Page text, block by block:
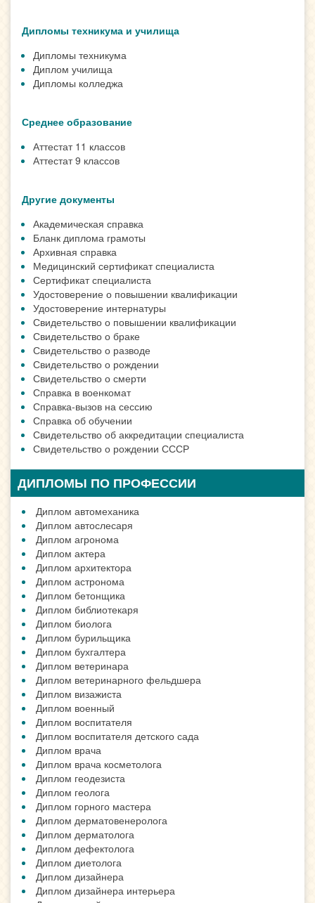
Дипломы техникума и училища
Дипломы техникума
Диплом училища
Дипломы колледжа
Среднее образование
Аттестат 11 классов
Аттестат 9 классов
Другие документы
Академическая справка
Бланк диплома грамоты
Архивная справка
Медицинский сертификат специалиста
Сертификат специалиста
Удостоверение о повышении квалификации
Удостоверение интернатуры
Свидетельство о повышении квалификации
Свидетельство о браке
Свидетельство о разводе
Свидетельство о рождении
Свидетельство о смерти
Справка в военкомат
Справка-вызов на сессию
Справка об обучении
Свидетельство об аккредитации специалиста
Свидетельство о рождении СССР
ДИПЛОМЫ ПО ПРОФЕССИИ
Диплом автомеханика
Диплом автослесаря
Диплом агронома
Диплом актера
Диплом архитектора
Диплом астронома
Диплом бетонщика
Диплом библиотекаря
Диплом биолога
Диплом бурильщика
Диплом бухгалтера
Диплом ветеринара
Диплом ветеринарного фельдшера
Диплом визажиста
Диплом военный
Диплом воспитателя
Диплом воспитателя детского сада
Диплом врача
Диплом врача косметолога
Диплом геодезиста
Диплом геолога
Диплом горного мастера
Диплом дерматовенеролога
Диплом дерматолога
Диплом дефектолога
Диплом диетолога
Диплом дизайнера
Диплом дизайнера интерьера